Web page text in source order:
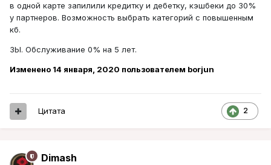
в одной карте запилили кредитку и дебетку, кэшбеки до 30%
у партнеров. Возможность выбрать категорий с повышенным
кб.
ЗЫ. Обслуживание 0% на 5 лет.
Изменено 14 января, 2020 пользователем borjun
2
Цитата
Dimash